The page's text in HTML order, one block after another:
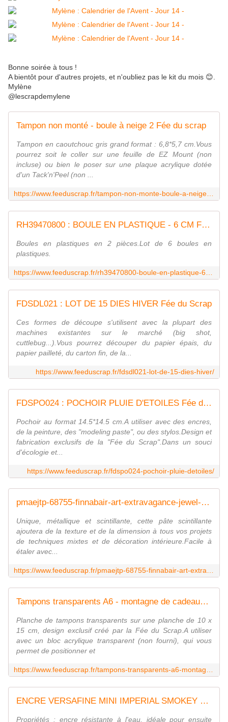
Bonne soirée à tous !
A bientôt pour d'autres projets, et n'oubliez pas le kit du mois 😊.
Mylène
@lescrapdemylene
Tampon non monté - boule à neige 2 Fée du scrap
Tampon en caoutchouc gris grand format : 6,8*5,7 cm.Vous
pourrez soit le coller sur une feuille de EZ Mount (non
incluse) ou bien le poser sur une plaque acrylique dotée
d'un Tack'n'Peel (non ...
RH39470800 : BOULE EN PLASTIQUE - 6 CM Fée du scrap
Boules en plastiques en 2 pièces.Lot de 6 boules en
plastiques.
FDSDL021 : LOT DE 15 DIES HIVER Fée du Scrap
Ces formes de découpe s'utilisent avec la plupart des
machines existantes sur le marché (big shot,
cuttlebug...).Vous pourrez découper du papier épais, du
papier pailleté, du carton fin, de la...
https://www.feeduscrap.fr/fdsdl021-lot-de-15-dies-hiver/
FDSPO024 : POCHOIR PLUIE D'ETOILES Fée du scrap
Pochoir au format 14.5*14.5 cm.A utiliser avec des encres,
de la peinture, des "modeling paste", ou des stylos.Design et
fabrication exclusifs de la "Fée du Scrap".Dans un souci
d'écologie et...
https://www.feeduscrap.fr/fdspo024-pochoir-pluie-detoiles/
pmaejtp-68755-finnabair-art-extravagance-jewel-golden-dust-fee-du-scrap
Unique, métallique et scintillante, cette pâte scintillante
ajoutera de la texture et de la dimension à tous vos projets
de techniques mixtes et de décoration intérieure.Facile à
étaler avec...
Tampons transparents A6 - montagne de cadeaux Fée du SCrap
Planche de tampons transparents sur une planche de 10 x
15 cm, design exclusif créé par la Fée du Scrap.A utiliser
avec un bloc acrylique transparent (non fourni), qui vous
permet de positionner et
ENCRE VERSAFINE MINI IMPERIAL SMOKEY GRAY
Propriétés : encre résistante à l'eau, idéale pour ensuite